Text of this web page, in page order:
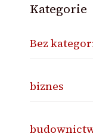
Kategorie
Bez
biznes